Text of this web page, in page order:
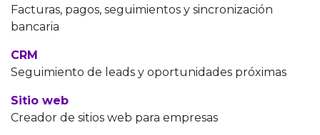
Facturas, pagos, seguimientos y sincronización
bancaria
CRM
Seguimiento de leads y oportunidades próximas
Sitio web
Creador de sitios web para empresas